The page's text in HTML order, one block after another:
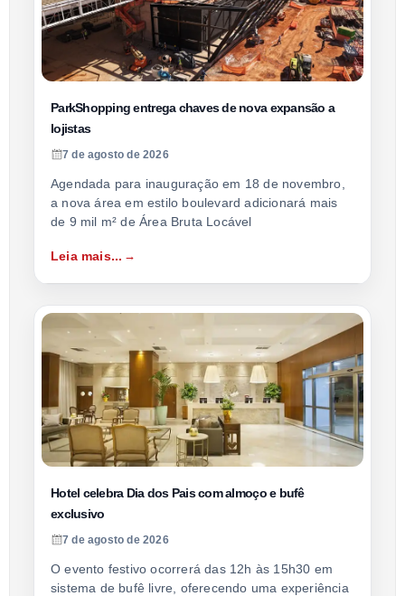
ParkShopping entrega chaves de nova expansão a
lojistas
7 de agosto de 2026
Agendada para inauguração em 18 de novembro,
a nova área em estilo boulevard adicionará mais
de 9 mil m² de Área Bruta Locável
Leia mais...
Hotel celebra Dia dos Pais com almoço e bufê
exclusivo
7 de agosto de 2026
O evento festivo ocorrerá das 12h às 15h30 em
sistema de bufê livre, oferecendo uma experiência